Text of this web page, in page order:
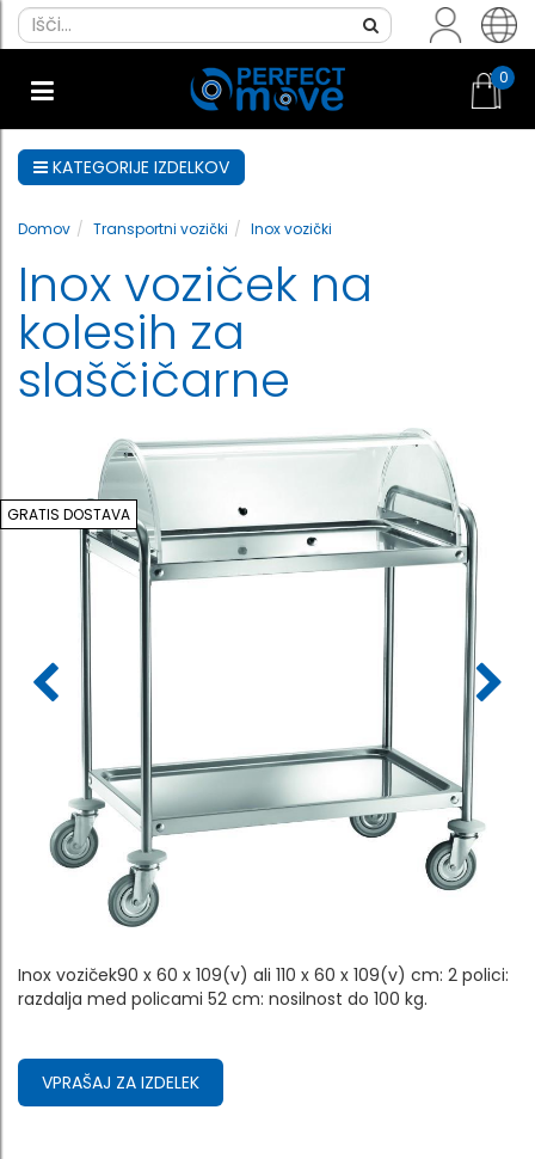
0
KATEGORIJE IZDELKOV
Domov Transportni vozički Inox vozički
Inox voziček na
kolesih za
slaščičarne
GRATIS DOSTAVA
Inox voziček90 x 60 x 109(v) ali 110 x 60 x 109(v) cm: 2 polici:
razdalja med policami 52 cm: nosilnost do 100 kg.
VPRAŠAJ ZA IZDELEK